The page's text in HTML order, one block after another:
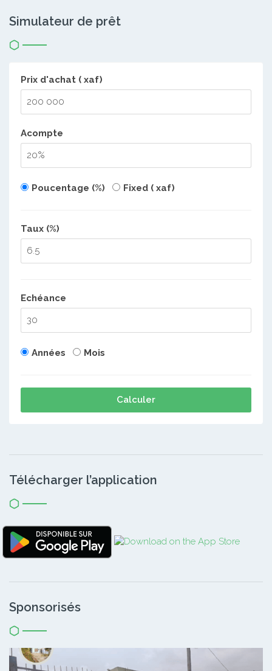
Simulateur de prêt
Prix d'achat ( xaf)
Acompte
Poucentage (%) Fixed ( xaf)
Taux (%)
Echéance
Années Mois
Calculer
Télécharger l’application
Sponsorisés